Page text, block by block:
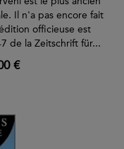
Il n'a pas encore fait
officieuse est
de la Zeitschrift für...
€